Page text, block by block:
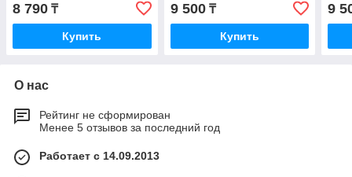
8 790 ₸
Купить
9 500₸
Купить
9
О нас
Рейтинг не сформирован
Менее 5 отзывов за последний год
Работает с 14.09.2013